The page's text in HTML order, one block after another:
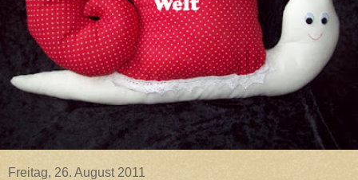
Freitag, 26. August 2011